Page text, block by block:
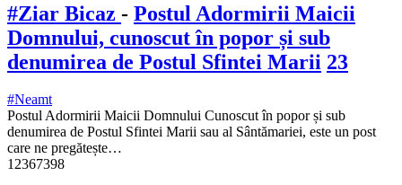
#Ziar Bicaz - Postul Adormirii Maicii
Domnului, cunoscut în popor și sub
denumirea de Postul Sfintei Marii 23
#Neamt
Postul Adormirii Maicii Domnului Cunoscut în popor și sub
denumirea de Postul Sfintei Marii sau al Sântămariei, este un post
care ne pregătește…
12367398